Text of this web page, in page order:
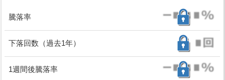
騰落率
下落回数（過去1年）
1週間後騰落率